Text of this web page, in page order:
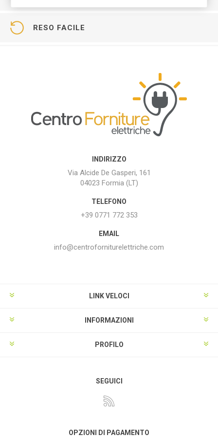
RESO FACILE
INDIRIZZO
Via Alcide De Gasperi, 161
04023 Formia (LT)
TELEFONO
+39 0771 772 353
EMAIL
info@centroforniturelettriche.com
LINK VELOCI
INFORMAZIONI
PROFILO
SEGUICI
OPZIONI DI PAGAMENTO